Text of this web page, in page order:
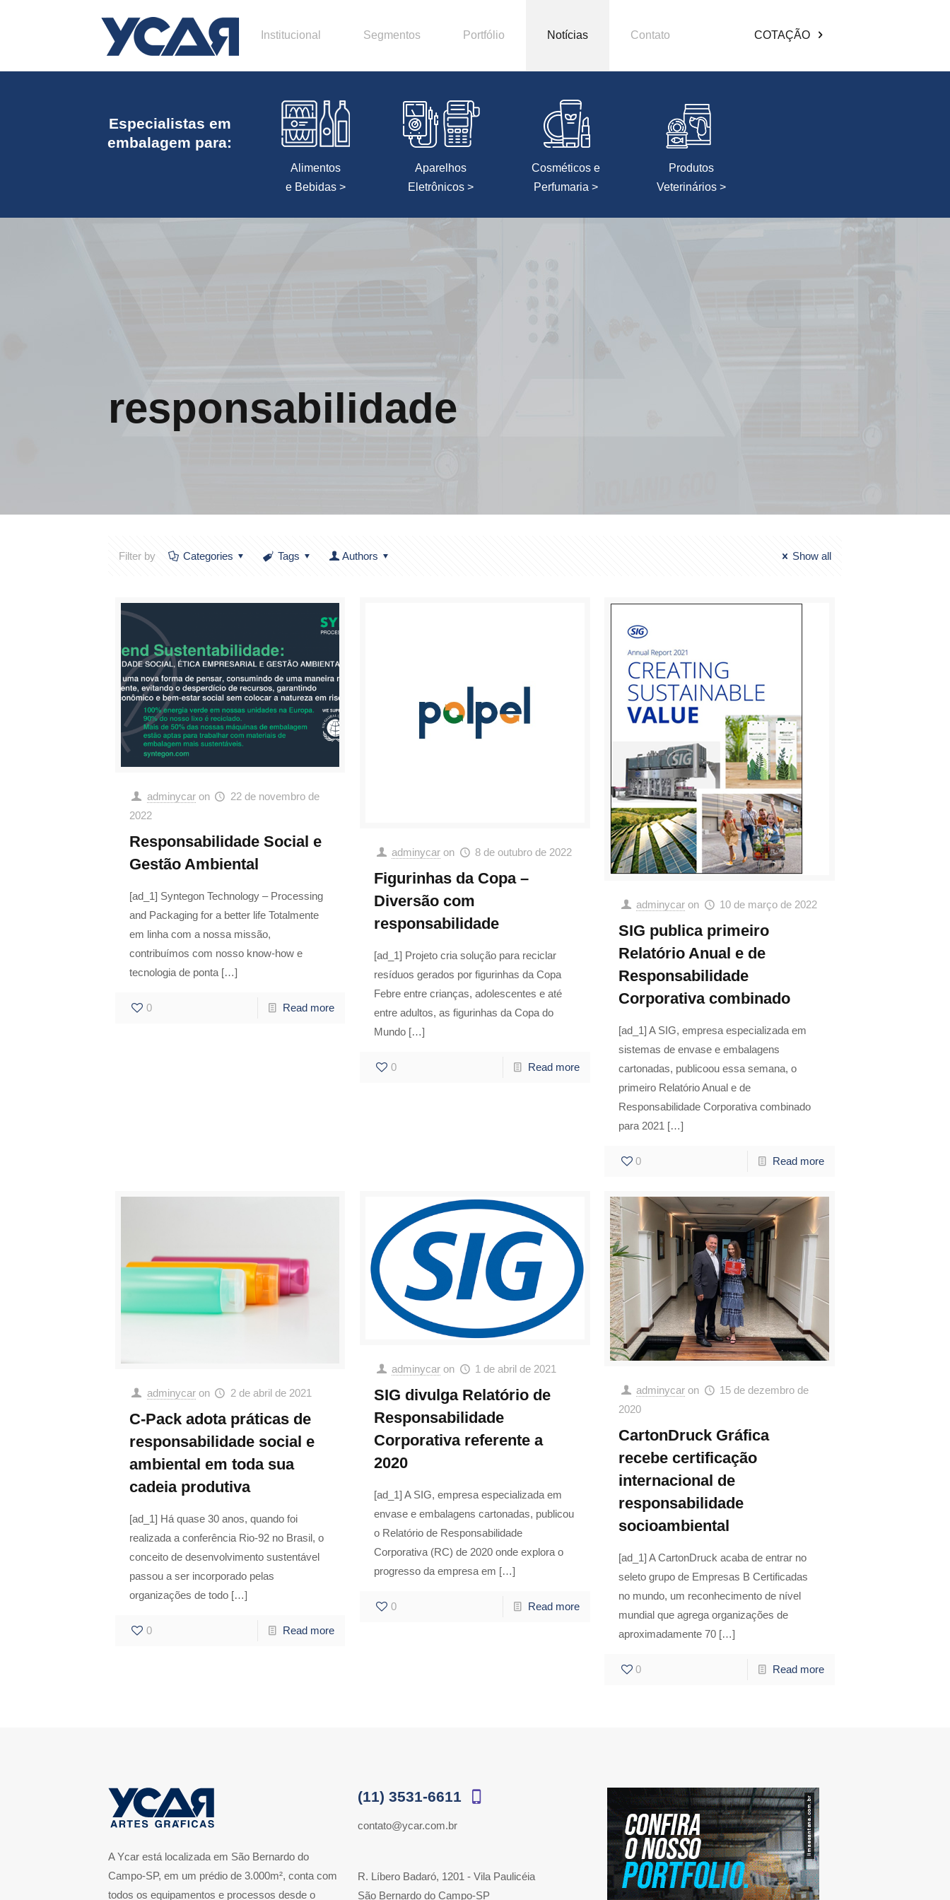
Institucional Segmentos Portfólio Notícias Contato COTAÇÃO
Especialistas em
embalagem para:
Alimentos
e Bebidas >
Aparelhos
Eletrônicos >
Cosméticos e
Perfumaria >
Produtos
Veterinários >
responsabilidade
Filter by Categories Tags Authors Show all
adminycar on
22 de novembro de
2022
Responsabilidade Social e
Gestão Ambiental
[ad_1] Syntegon Technology – Processing
and Packaging for a better life Totalmente
em linha com a nossa missão,
contribuímos com nosso know-how e
tecnologia de ponta[…]
0 Read more
adminycar on 8 de outubro de 2022
Figurinhas da Copa –
Diversão com
responsabilidade
[ad_1] Projeto cria solução para reciclar
resíduos gerados por figurinhas da Copa
Febre entre crianças, adolescentes e até
entre adultos, as figurinhas da Copa do
Mundo […]
0 Read more
adminycar on 10 de março de 2022
SIG publica primeiro
Relatório Anual e de
Responsabilidade
Corporativa combinado
[ad_1] A SIG, empresa especializada em
sistemas de envase e embalagens
cartonadas, publicoou essa semana, o
primeiro Relatório Anual e de
Responsabilidade Corporativa combinado
para 2021 […]
0 Read more
adminycar on 2 de abril de 2021
C-Pack adota práticas de
responsabilidade social e
ambiental em toda sua
cadeia produtiva
[ad_1] Há quase 30 anos, quando foi
realizada a conferência Rio-92 no Brasil, o
conceito de desenvolvimento sustentável
passou a ser incorporado pelas
organizações de todo[…]
0 Read more
adminycar on 1 de abril de 2021
SIG divulga Relatório de
Responsabilidade
Corporativa referente a
2020
[ad_1] A SIG, empresa especializada em
envase e embalagens cartonadas, publicou
o Relatório de Responsabilidade
Corporativa (RC) de 2020 onde explora o
progresso da empresa em […]
0 Read more
adminycar on
15 de dezembro de
2020
CartonDruck Gráfica
recebe certificação
internacional de
responsabilidade
socioambiental
[ad_1] A CartonDruck acaba de entrar no
seleto grupo de Empresas B Certificadas
no mundo, um reconhecimento de nível
mundial que agrega organizações de
aproximadamente 70 […]
0 Read more
A Ycar está localizada em São Bernardo do
Campo-SP, em um prédio de 3.000m², conta com
todos os equipamentos e processos desde o
(11) 3531-6611
contato@ycar.com.br
R. Líbero Badaró, 1201 - Vila Paulicéia
São Bernardo do Campo-SP